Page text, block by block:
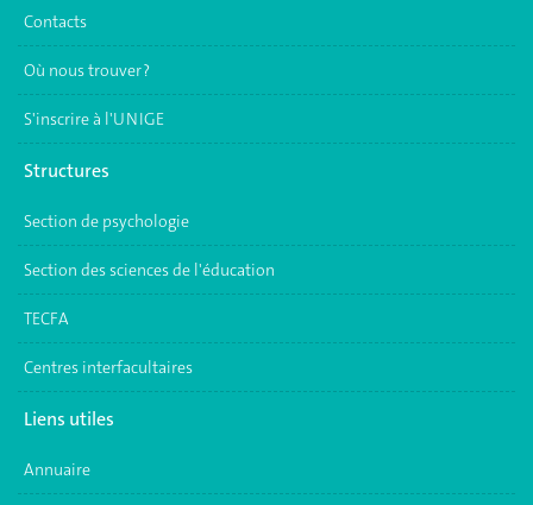
Contacts
Où nous trouver ?
S'inscrire à l'UNIGE
Structures
Section de psychologie
Section des sciences de l'éducation
TECFA
Centres interfacultaires
Liens utiles
Annuaire